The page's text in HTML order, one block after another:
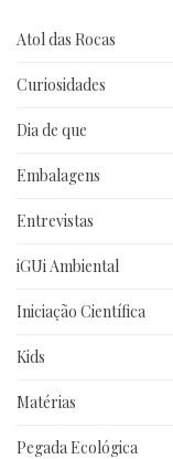
Atol das Rocas
Curiosidades
Dia de que
Embalagens
Entrevistas
iGUi Ambiental
Iniciação Científica
Kids
Matérias
Pegada Ecológica